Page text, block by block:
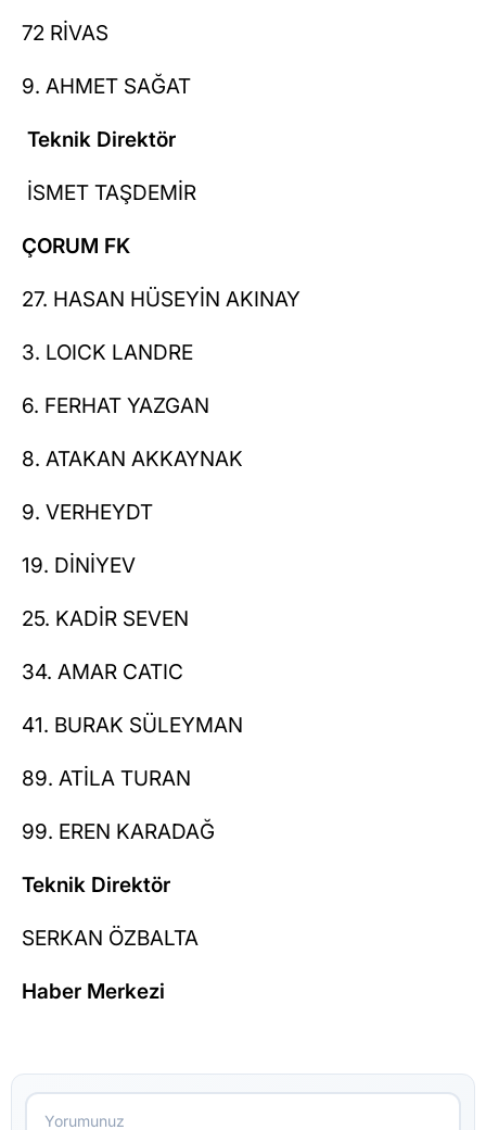
72 RİVAS
9. AHMET SAĞAT
Teknik Direktör
İSMET TAŞDEMİR
ÇORUM FK
27. HASAN HÜSEYİN AKINAY
3. LOICK LANDRE
6. FERHAT YAZGAN
8. ATAKAN AKKAYNAK
9. VERHEYDT
19. DİNİYEV
25. KADİR SEVEN
34. AMAR CATIC
41. BURAK SÜLEYMAN
89. ATİLA TURAN
99. EREN KARADAĞ
Teknik Direktör
SERKAN ÖZBALTA
Haber Merkezi